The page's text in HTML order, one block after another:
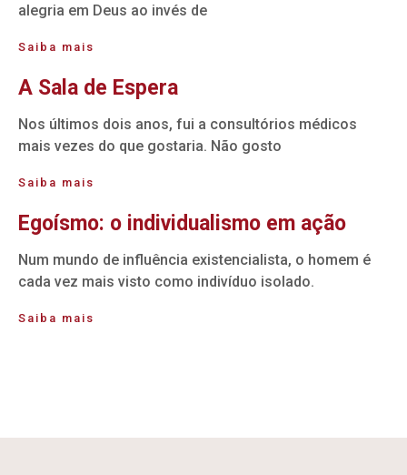
alegria em Deus ao invés de
Saiba mais
A Sala de Espera
Nos últimos dois anos, fui a consultórios médicos
mais vezes do que gostaria. Não gosto
Saiba mais
Egoísmo: o individualismo em ação
Num mundo de influência existencialista, o homem é
cada vez mais visto como indivíduo isolado.
Saiba mais